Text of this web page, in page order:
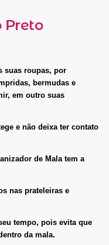
Preto
suas roupas, por
bermudas e
em outro suas
e não deixa ter contato
de Mala tem a
nas prateleiras e
tempo, pois evita que
da mala.